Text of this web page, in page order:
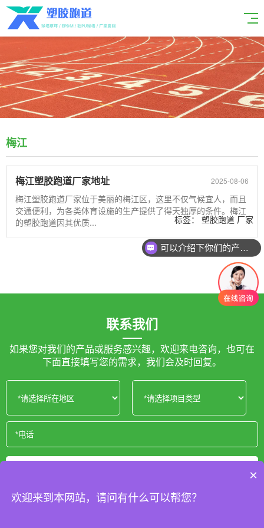
梅江
2025-08-06
梅江塑胶跑道厂家地址
梅江塑胶跑道厂家位于美丽的梅江区，这里不仅气候宜人，而且
交通便利，为各类体育设施的生产提供了得天独厚的条件。梅江
的塑胶跑道因其优质...
标签： 塑胶跑道 厂家
梅江
联系我们
如果您对我们的产品或服务感兴趣，欢迎来电咨询，也可在
下面直接填写您的需求，我们会及时回复。
可以介绍下你们的产品么
×
欢迎来到本网站，请问有什么可以帮您？